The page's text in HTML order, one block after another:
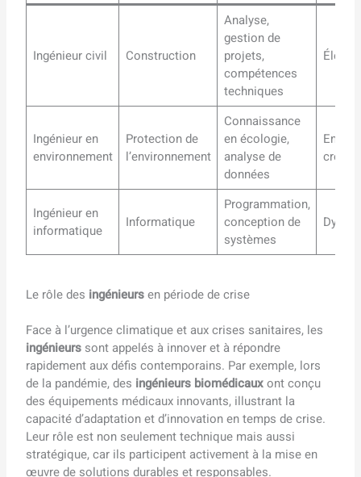
Ingénieur civil Construction
Analyse,
gestion de
projets,
compétences
techniques
Ingénieur en
environnement
Protection de
l’environnement
Connaissance
en écologie,
analyse de
données
En
Ingénieur en
informatique
Informatique
Programmation,
conception de
systèmes
Le rôle des ingénieursen période de crise
Face à l’urgence climatique et aux crises sanitaires, les
ingénieurs sont appelés à innover et à répondre
rapidement aux défis contemporains. Par exemple, lors
de la pandémie, des ingénieurs biomédicauxont conçu
des équipements médicaux innovants, illustrant la
capacité d’adaptation et d’innovation en temps de crise.
Leur rôle est non seulement technique mais aussi
stratégique, car ils participent activement à la mise en
œuvre de solutions durables et responsables.